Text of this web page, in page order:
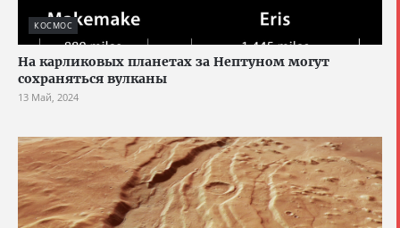
КОСМОС
На карликовых планетах за Нептуном могут
сохраняться вулканы
13 Май, 2024